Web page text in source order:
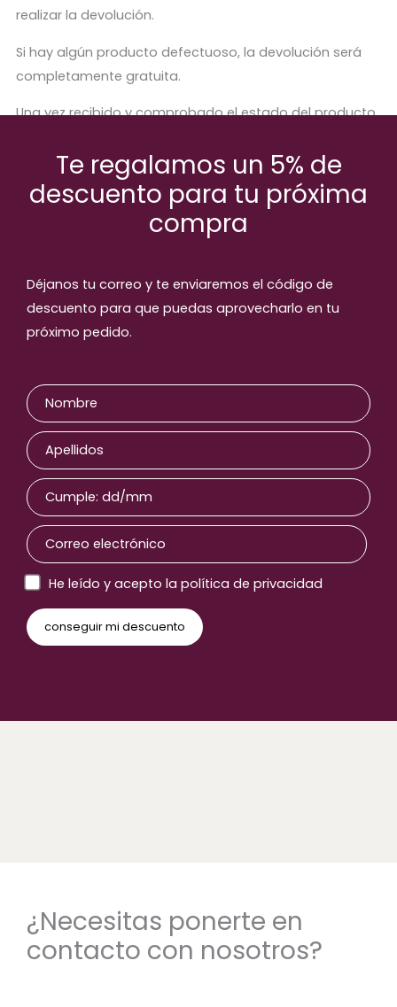
realizar la devolución.
Si hay algún producto defectuoso, la devolución será
completamente gratuita.
Una vez recibido y comprobado el estado del producto,
Productos relaccionados
Te regalamos un 5% de
descuento para tu próxima
compra
Déjanos tu correo y te enviaremos el código de
descuento para que puedas aprovecharlo en tu
próximo pedido.
He leído y acepto la política de privacidad
¿Necesitas ponerte en
contacto con nosotros?